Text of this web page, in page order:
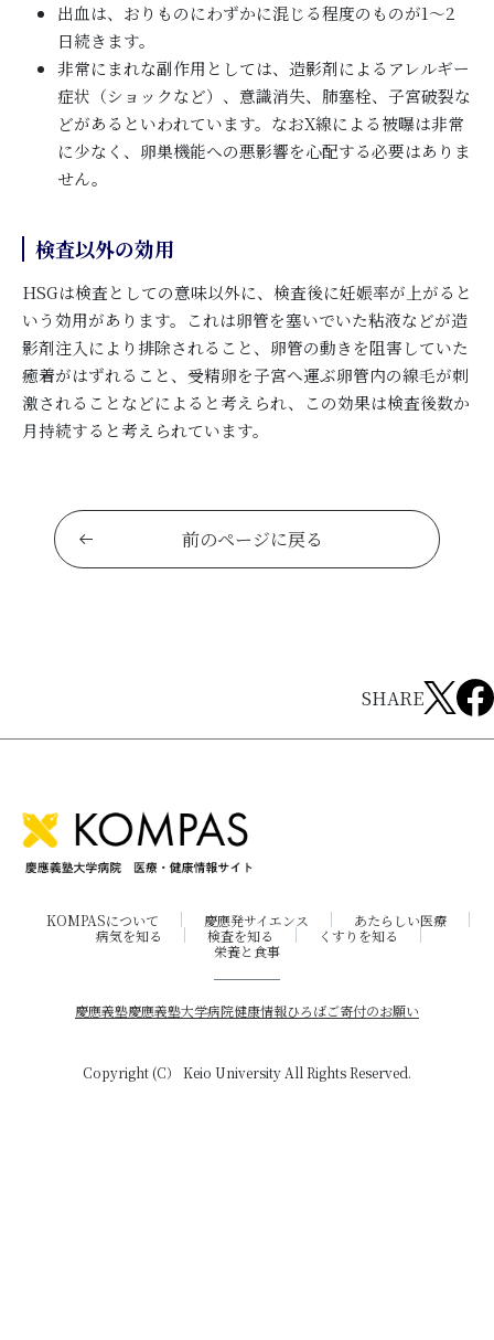
出血は、おりものにわずかに混じる程度のものが1～2
日続きます。
非常にまれな副作用としては、造影剤によるアレルギー
症状（ショックなど）、意識消失、肺塞栓、子宮破裂な
どがあるといわれています。なおX線による被曝は非常
に少なく、卵巣機能への悪影響を心配する必要はありま
せん。
検査以外の効用
HSGは検査としての意味以外に、検査後に妊娠率が上がると
いう効用があります。これは卵管を塞いでいた粘液などが造
影剤注入により排除されること、卵管の動きを阻害していた
癒着がはずれること、受精卵を子宮へ運ぶ卵管内の線毛が刺
激されることなどによると考えられ、この効果は検査後数か
月持続すると考えられています。
前のページに戻る
SHARE
KOMPASについて 慶應発サイエンス
あたらしい医療
病気を知る
検査を知る
くすりを知る
栄養と食事
慶應義塾慶應義塾大学病院健康情報ひろばご寄付のお願い
Copyright (C） Keio University All Rights Reserved.